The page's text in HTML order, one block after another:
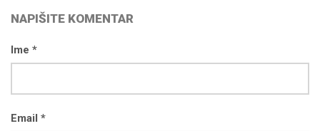
NAPIŠITE KOMENTAR
Ime *
Email *